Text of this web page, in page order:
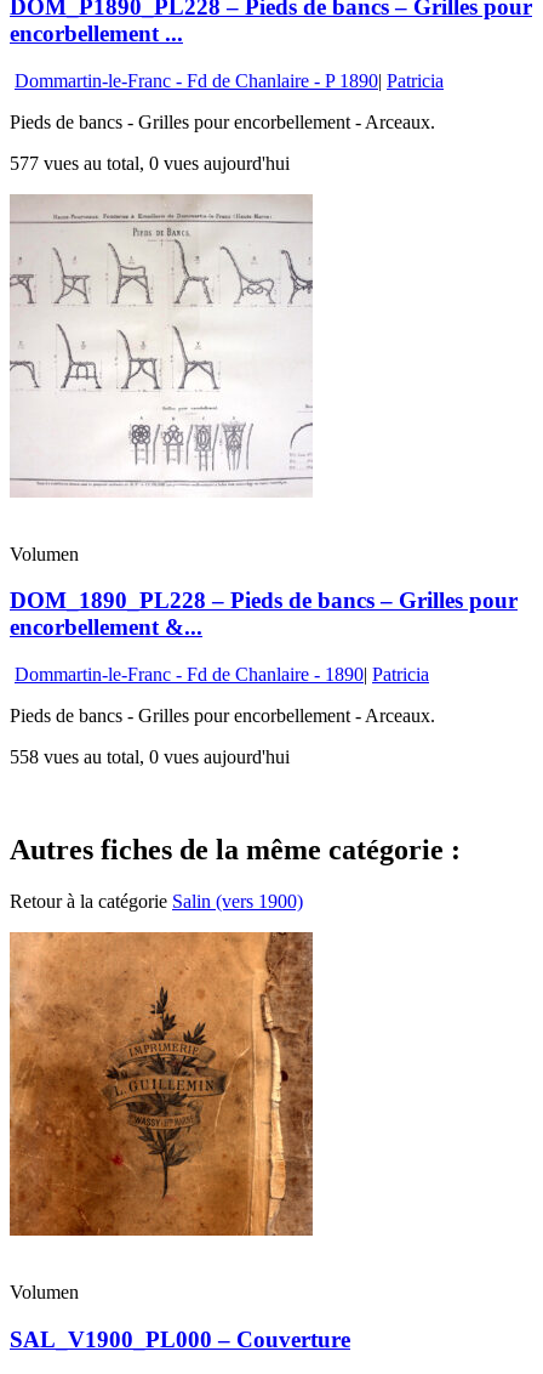
DOM_P1890_PL228 – Pieds de bancs – Grilles pour
encorbellement ...
Dommartin-le-Franc - Fd de Chanlaire - P 1890| Patricia
Pieds de bancs - Grilles pour encorbellement - Arceaux.
577 vues au total, 0 vues aujourd'hui
Volumen
DOM_1890_PL228 – Pieds de bancs – Grilles pour
encorbellement &...
Dommartin-le-Franc - Fd de Chanlaire - 1890| Patricia
Pieds de bancs - Grilles pour encorbellement - Arceaux.
558 vues au total, 0 vues aujourd'hui
Autres fiches de la même catégorie :
Retour à la catégorie Salin (vers 1900)
Volumen
SAL_V1900_PL000 – Couverture